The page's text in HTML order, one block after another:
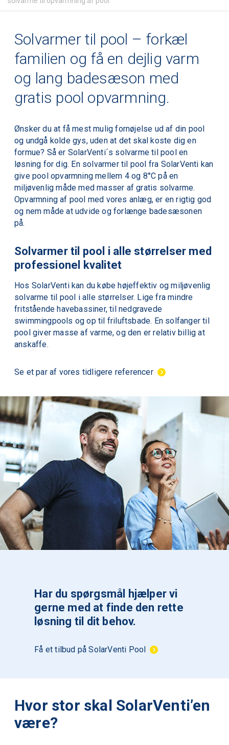
Solvarmer til pool – forkæl
familien og få en dejlig varm
og lang badesæson med
gratis pool opvarmning.
Ønsker du at få mest mulig fornøjelse ud af din pool
og undgå kolde gys, uden at det skal koste dig en
formue? Så er SolarVenti´s solvarme til pool en
løsning for dig. En solvarmertil pool fra SolarVenti kan
give pool opvarmning mellem 4 og 8°C på en
miljøvenlig måde med masser af gratis solvarme.
Opvarmning af pool med vores anlæg, er en rigtig god
og nem måde at udvide og forlænge badesæsonen
på.
Solvarmer til pool i alle størrelser med
professionel kvalitet
Hos SolarVentikan du købe højeffektiv og miljøvenlig
solvarme til pool i alle størrelser. Lige fra mindre
fritståendehavebassiner, til nedgravede
swimmingpools og op til friluftsbade. En solfanger til
pool giver masse af varme, og den er relativ billig at
anskaffe.
Se et par af vores tidligere referencer
Har du spørgsmål hjælper vi
gerne med at finde den rette
løsning til dit behov.
Få et tilbud på SolarVenti Pool
Hvor stor skal SolarVenti’en
være?